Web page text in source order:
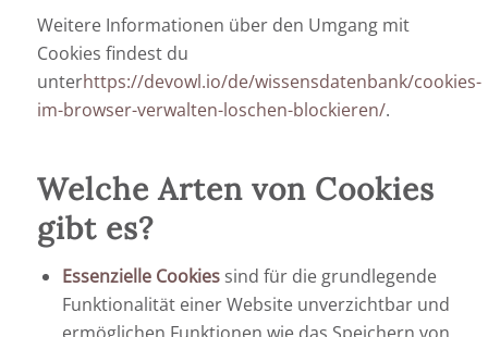
Weitere Informationen über den Umgang mit
Cookies findest du
unterhttps://devowl.io/de/wissensdatenbank/cookies-
im-browser-verwalten-loschen-blockieren/.
Welche Arten von Cookies
gibt es?
Essenzielle Cookiessind für die grundlegende
Funktionalität einer Website unverzichtbar und
ermöglichen Funktionen wie das Speichern von